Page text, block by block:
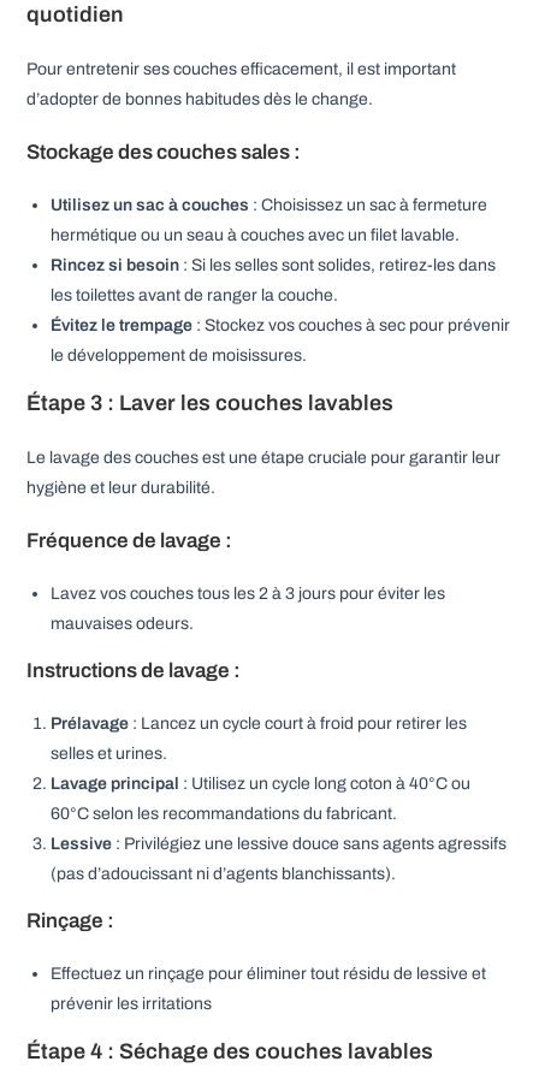
quotidien
Pour entretenir ses couches efficacement, il est important
d’adopter de bonnes habitudes dès le change.
Stockage des couches sales :
Utilisez un sac à couches : Choisissez un sac à fermeture
hermétique ou un seau à couches avec un filet lavable.
Rincez si besoin : Si les selles sont solides, retirez-les dans
les toilettes avant de ranger la couche.
Évitez le trempage : Stockez vos couches à sec pour prévenir
le développement de moisissures.
Étape 3 : Laver les couches lavables
Le lavage des couches est une étape cruciale pour garantir leur
hygiène et leur durabilité.
Fréquence de lavage :
Lavez vos couches tous les 2 à 3 jours pour éviter les
mauvaises odeurs.
Instructions de lavage :
Prélavage : Lancez un cycle court à froid pour retirer les
selles et urines.
Lavage principal : Utilisez un cycle long coton à 40°C ou
60°C selon les recommandations du fabricant.
Lessive : Privilégiez une lessive douce sans agents agressifs
(pas d’adoucissant ni d’agents blanchissants).
Rinçage :
Effectuez un rinçage pour éliminer tout résidu de lessive et
prévenir les irritations
Étape 4 : Séchage des couches lavables